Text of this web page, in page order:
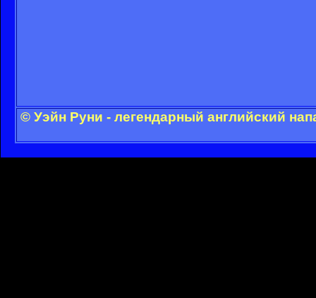
© Уэйн Руни - легендарный английский